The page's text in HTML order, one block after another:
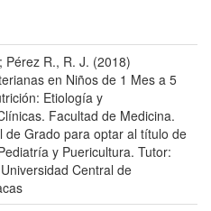
Pérez R., R. J. (2018)
en Niños de 1 Mes a 5
Etiología y
Facultad de Medicina.
de Grado para optar al título de
y Puericultura. Tutor:
Central de